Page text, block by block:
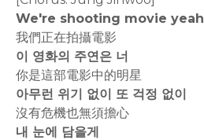
We're shooting movie yeah
我們正在拍攝電影
이 영화의 주연은 너
你是這部電影中的明星
아무런 위기 없이 또 걱정 없이
沒有危機也無須擔心
내 눈에 담을게